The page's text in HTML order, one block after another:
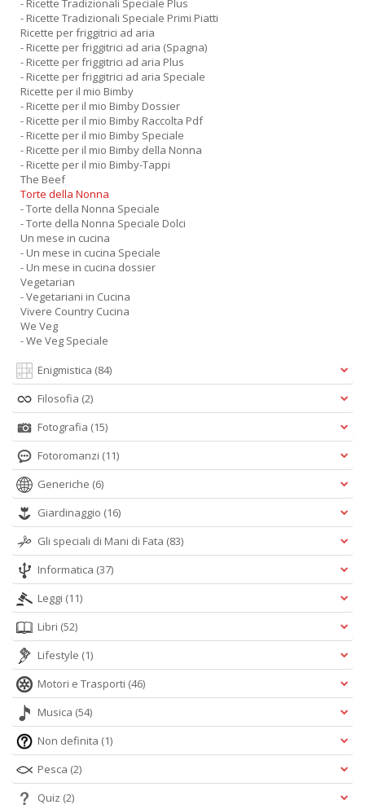
- Ricette Tradizionali Speciale Plus
- Ricette Tradizionali Speciale Primi Piatti
Ricette per friggitrici ad aria
- Ricette per friggitrici ad aria (Spagna)
- Ricette per friggitrici ad aria Plus
- Ricette per friggitrici ad aria Speciale
Ricette per il mio Bimby
- Ricette per il mio Bimby Dossier
- Ricette per il mio Bimby Raccolta Pdf
- Ricette per il mio Bimby Speciale
- Ricette per il mio Bimby della Nonna
- Ricette per il mio Bimby-Tappi
The Beef
Torte della Nonna
- Torte della Nonna Speciale
- Torte della Nonna Speciale Dolci
Un mese in cucina
- Un mese in cucina Speciale
- Un mese in cucina dossier
Vegetarian
- Vegetariani in Cucina
Vivere Country Cucina
We Veg
- We Veg Speciale
Enigmistica (84)
Filosofia (2)
Fotografia (15)
Fotoromanzi (11)
Generiche (6)
Giardinaggio (16)
Gli speciali di Mani di Fata (83)
Informatica (37)
Leggi (11)
Libri (52)
Lifestyle (1)
Motori e Trasporti (46)
Musica (54)
Non definita (1)
Pesca (2)
Quiz (2)